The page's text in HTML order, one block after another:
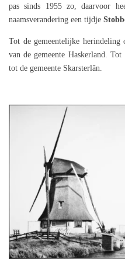
pas sinds 1955 zo, daarvoor
naamsverandering een tijdje
Tot de gemeentelijke
van de gemeente Haskerland.
tot de gemeente Skarsterlân.